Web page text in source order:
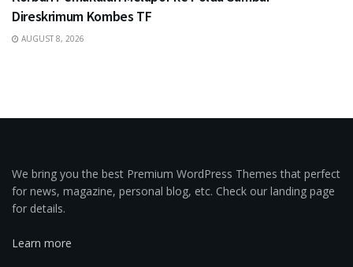
Direskrimum Kombes TF
AUGUST 8, 2026
We bring you the best Premium WordPress Themes that perfect
for news, magazine, personal blog, etc. Check our landing page
for details.
Learn more